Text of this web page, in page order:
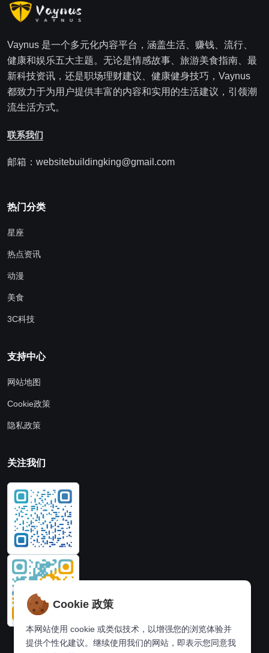
Vaynus 是一个多元化内容平台，涵盖生活、赚钱、流行、
健康和娱乐五大主题。无论是情感故事、旅游美食指南、最
新科技资讯，还是职场理财建议、健康健身技巧，Vaynus
都致力于为用户提供丰富的内容和实用的生活建议，引领潮
流生活方式。
联系我们
邮箱：websitebuildingking@gmail.com
热门分类
星座
热点资讯
动漫
美食
3C科技
支持中心
网站地图
Cookie政策
隐私政策
关注我们
Cookie 政策
本网站使用 cookie 或类似技术，以增强您的浏览体验并
提供个性化建议。继续使用我们的网站，即表示您同意我